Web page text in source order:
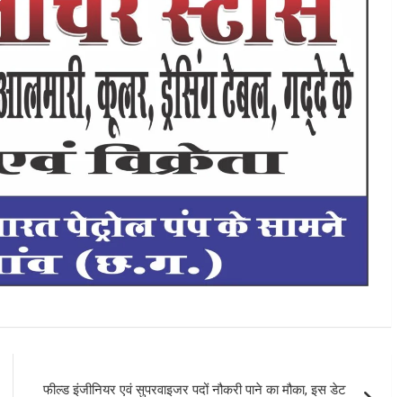
फील्ड इंजीनियर एवं सुपरवाइजर पदों नौकरी पाने का मौका, इस डेट